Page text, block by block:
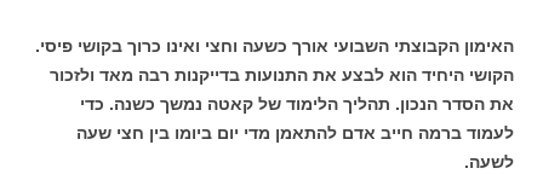
האימון הקבוצתי השבועי אורך כשעה וחצי ואינו כרוך בקושי פיסי.
הקושי היחיד הוא לבצע את התנועות בדייקנות רבה מאד ולזכור
את הסדר הנכון. תהליך הלימוד של קאטה נמשך כשנה. כדי
לעמוד ברמה חייב אדם להתאמן מדי יום ביומו בין חצי שעה
לשעה.